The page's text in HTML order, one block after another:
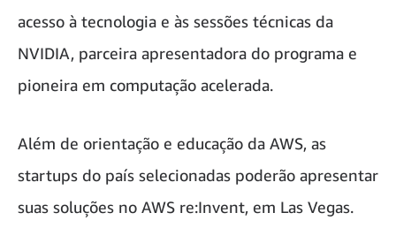
acesso à tecnologia e às sessões técnicas da
NVIDIA, parceira apresentadora do programa e
pioneira em computação acelerada.
Além de orientação e educação da AWS, as
startups do país selecionadas poderão apresentar
suas soluções no AWS re:Invent, em Las Vegas.